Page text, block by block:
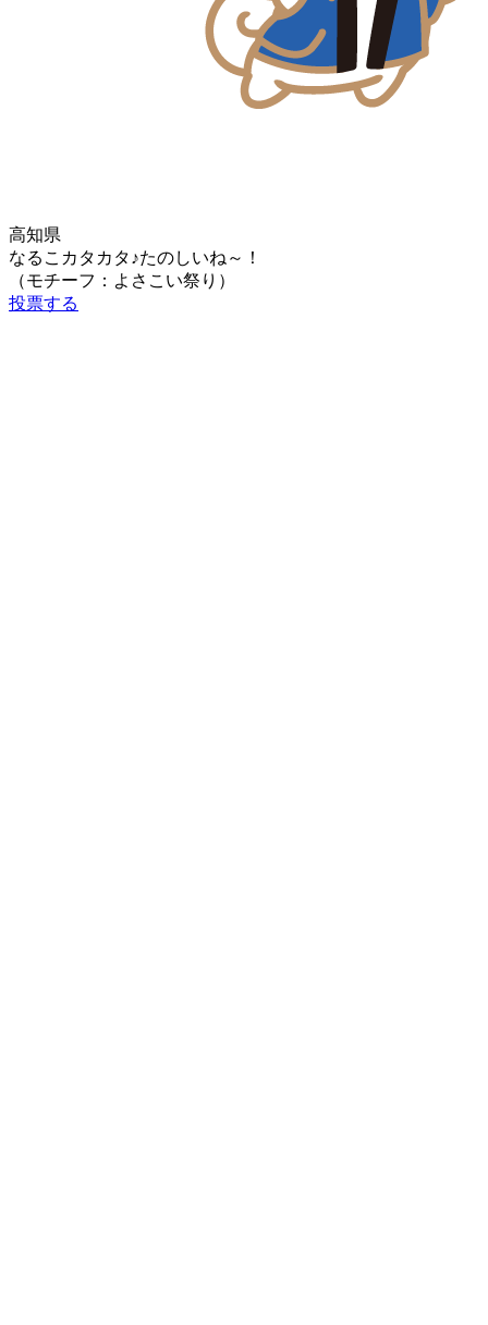
高知県
なるこカタカタ♪たのしいね～！
（モチーフ：よさこい祭り）
投票する